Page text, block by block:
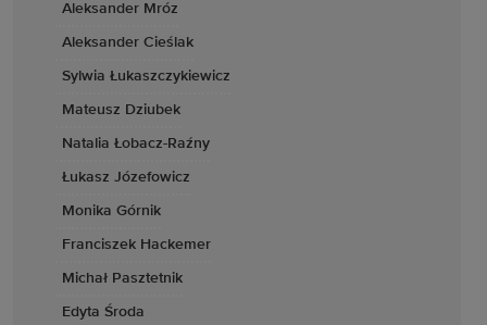
Aleksander Mróz
Aleksander Cieślak
Sylwia Łukaszczykiewicz
Mateusz Dziubek
Natalia Łobacz-Raźny
Łukasz Józefowicz
Monika Górnik
Franciszek Hackemer
Michał Pasztetnik
Edyta Środa